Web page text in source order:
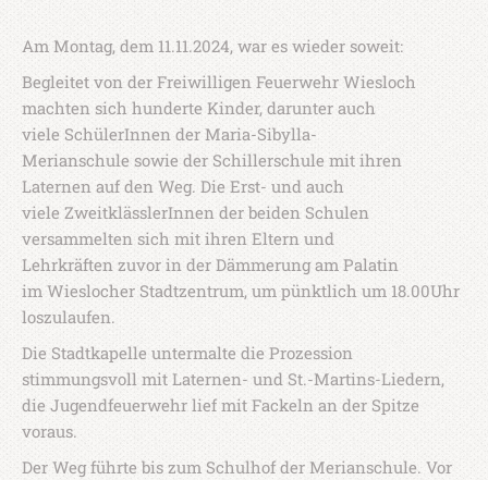
Am Montag, dem 11.11.2024, war es wieder soweit:
Begleitet von der Freiwilligen Feuerwehr Wiesloch
machten sich hunderte Kinder, darunter auch
viele SchülerInnen der Maria-Sibylla-
Merianschule sowie der Schillerschule mit ihren
Laternen auf den Weg. Die Erst- und auch
viele ZweitklässlerInnen der beiden Schulen
versammelten sich mit ihren Eltern und
Lehrkräften zuvor in der Dämmerung am Palatin
im Wieslocher Stadtzentrum, um pünktlich um 18.00Uhr
loszulaufen.
Die Stadtkapelle untermalte die Prozession
stimmungsvoll mit Laternen- und St.-Martins-Liedern,
die Jugendfeuerwehr lief mit Fackeln an der Spitze
voraus.
Der Weg führte bis zum Schulhof der Merianschule. Vor